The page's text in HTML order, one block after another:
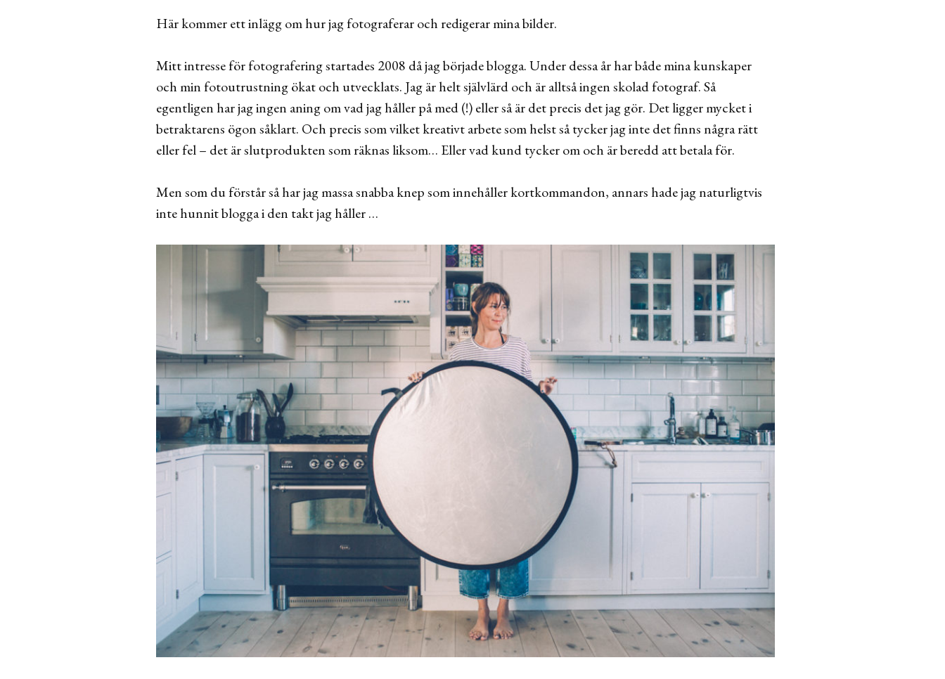
Här kommer ett inlägg om hur jag fotograferar och redigerar mina bilder.
Mitt intresse för fotografering startades 2008 då jag började blogga. Under dessa år har både mina kunskaper
och min fotoutrustning ökat och utvecklats. Jag är helt självlärd och är alltså ingen skolad fotograf. Så
egentligen har jag ingen aning om vad jag håller på med (!) eller så är det precis det jag gör. Det ligger mycket i
betraktarens ögon såklart. Och precis som vilket kreativt arbete som helst så tycker jag inte det finns några rätt
eller fel – det är slutprodukten som räknas liksom… Eller vad kund tycker om och är beredd att betala för.
Men som du förstår så har jag massa snabba knep som innehåller kortkommandon, annars hade jag naturligtvis
inte hunnit blogga i den takt jag håller …